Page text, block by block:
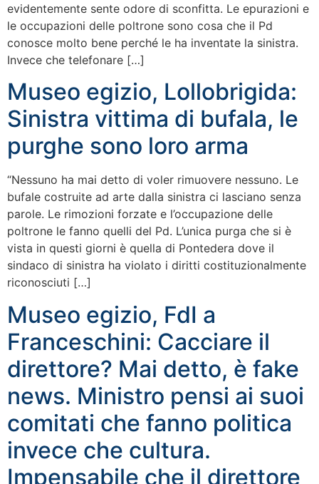
evidentemente sente odore di sconfitta. Le epurazioni e
le occupazioni delle poltrone sono cosa che il Pd
conosce molto bene perché le ha inventate la sinistra.
Invece che telefonare […]
Museo egizio, Lollobrigida:
Sinistra vittima di bufala, le
purghe sono loro arma
“Nessuno ha mai detto di voler rimuovere nessuno. Le
bufale costruite ad arte dalla sinistra ci lasciano senza
parole. Le rimozioni forzate e l’occupazione delle
poltrone le fanno quelli del Pd. L’unica purga che si è
vista in questi giorni è quella di Pontedera dove il
sindaco di sinistra ha violato i diritti costituzionalmente
riconosciuti […]
Museo egizio, FdI a
Franceschini: Cacciare il
direttore? Mai detto, è fake
news. Ministro pensi ai suoi
comitati che fanno politica
invece che cultura.
Impensabile che il direttore